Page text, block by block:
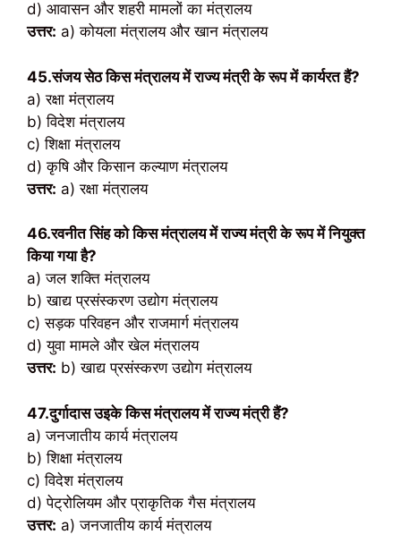
d) आवासन और शहरी मामलों का मंत्रालय
उत्तर: a) कोयला मंत्रालय और खान मंत्रालय
45.संजय सेठ किस मंत्रालय में राज्य मंत्री के रूप में कार्यरत हैं?
a) रक्षा मंत्रालय
b) विदेश मंत्रालय
c) शिक्षा मंत्रालय
d) कृषि और किसान कल्याण मंत्रालय
उत्तर: a) रक्षा मंत्रालय
46.रवनीत सिंह को किस मंत्रालय में राज्य मंत्री के रूप में नियुक्त
किया गया है?
a) जल शक्ति मंत्रालय
b) खाद्य प्रसंस्करण उद्योग मंत्रालय
c) सड़क परिवहन और राजमार्ग मंत्रालय
d) युवा मामले और खेल मंत्रालय
उत्तर: b) खाद्य प्रसंस्करण उद्योग मंत्रालय
47.दुर्गादास उइके किस मंत्रालय में राज्य मंत्री हैं?
a) जनजातीय कार्य मंत्रालय
b) शिक्षा मंत्रालय
c) विदेश मंत्रालय
d) पेट्रोलियम और प्राकृतिक गैस मंत्रालय
उत्तर: a) जनजातीय कार्य मंत्रालय